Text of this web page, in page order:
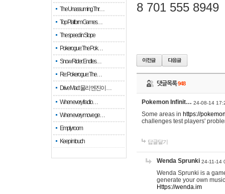
The Unassuming Thr…
Top Platform Games…
The speed in Slope
Pokerogue: The Pok…
Snow Rider: Endles…
Re: Pokerogue: The…
Drive Mad: 물리 엔진이 …
When every fractio…
When every move ge…
Empty room
Keep in touch
8 701 555 8949
댓글목록948
Pokemon Infinit… 24-08-14
Some areas in https://
challenges test players'
답글달기
Wenda Sprunki 24-11-14
Wenda Sprunki is a
generate your own
Https://wenda.im